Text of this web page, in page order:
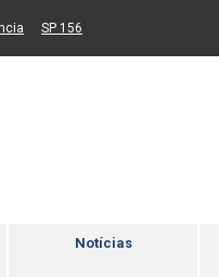
Ir para rodapé
(Link para um novo sítio)
SP 156
Notícias